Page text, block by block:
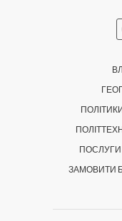
ПОСЛУГИ
ЗАМОВИТИ